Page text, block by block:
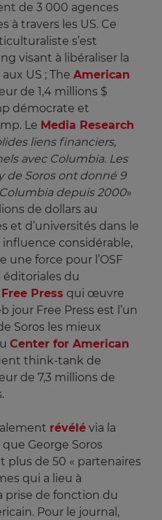
de 3 000 agences
à travers les US. Ce
s’est
visant à libéraliser la
US ; The American
de 1,4 millions $
démocrate et
Le Media Research
liens financiers,
avec Columbia. Les
de Soros ont donné 9
depuis 2000»
de dollars au
et d’universités dans le
considérable,
une force pour l’OSF
éditoriales du
Free Press qui œuvre
jour Free Press est l’un
Soros les mieux
Center for American
think-tank de
de 7,3 millions de
révélé via la
George Soros
de 50 « partenaires
qui a lieu à
prise de fonction du
Pour le journal,